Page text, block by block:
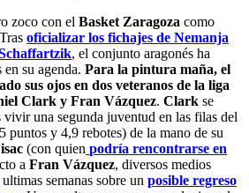
zoco con el Basket Zaragoza como
oficializar los fichajes de Nemanja
, el conjunto aragonés ha
su agenda. Para la pintura maña, el
sus ojos en dos veteranos de la liga
Clark y Fran Vázquez. Clark se
vivir una segunda juventud en las filas del
puntos y 4,9 rebotes) de la mano de su
(con quien podría rencontrarse en
a Fran Vázquez, diversos medios
semanas sobre un posible regreso